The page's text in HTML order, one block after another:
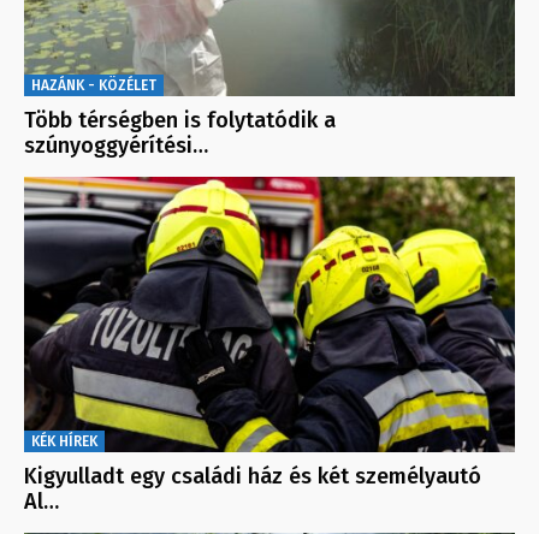
HAZÁNK - KÖZÉLET
Több térségben is folytatódik a
szúnyoggyérítési…
KÉK HÍREK
Kigyulladt egy családi ház és két személyautó
Al…